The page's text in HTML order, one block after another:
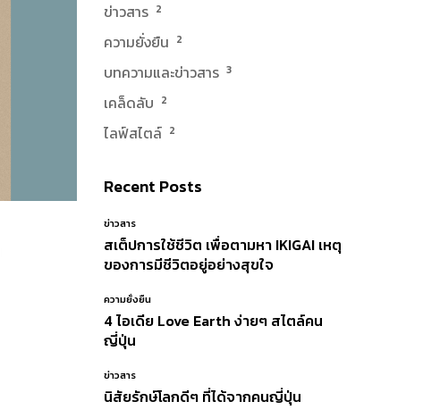
ข่าวสาร 2
ความยั่งยืน 2
บทความและข่าวสาร 3
เคล็ดลับ 2
ไลฟ์สไตล์ 2
Recent Posts
ข่าวสาร
สเต็ปการใช้ชีวิต เพื่อตามหา IKIGAI เหตุ
ของการมีชีวิตอยู่อย่างสุขใจ
ความยั่งยืน
4 ไอเดีย Love Earth ง่ายๆ สไตล์คน
ญี่ปุ่น
ข่าวสาร
นิสัยรักษ์โลกดีๆ ที่ได้จากคนญี่ปุ่น